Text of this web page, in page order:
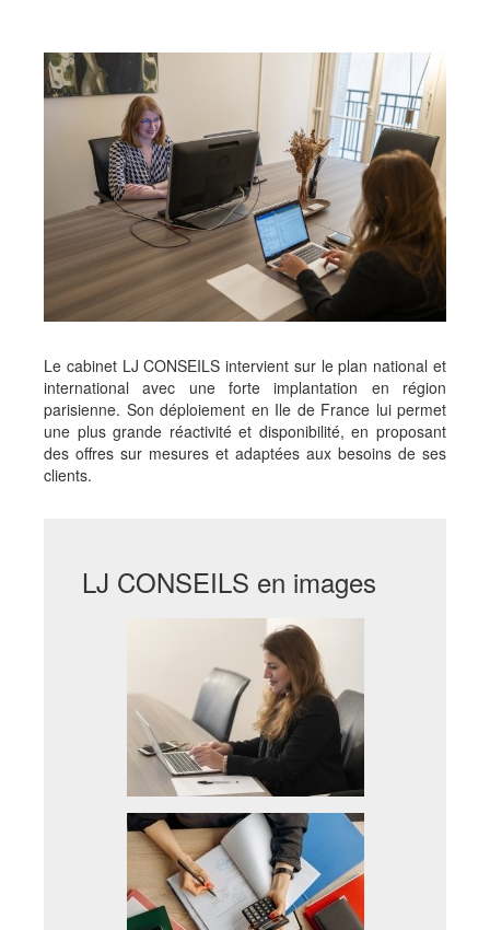
Le cabinet LJ CONSEILS intervient sur le plan national et
international avec une forte implantation en région
parisienne. Son déploiement en Ile de France lui permet
une plus grande réactivité et disponibilité, en proposant
des offres sur mesures et adaptées aux besoins de ses
clients.
LJ CONSEILS en images